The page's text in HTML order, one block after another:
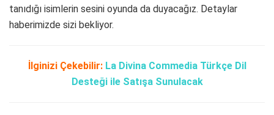
tanıdığı isimlerin sesini oyunda da duyacağız. Detaylar
haberimizde sizi bekliyor.
İlginizi Çekebilir: La Divina Commedia Türkçe Dil
Desteği ile Satışa Sunulacak